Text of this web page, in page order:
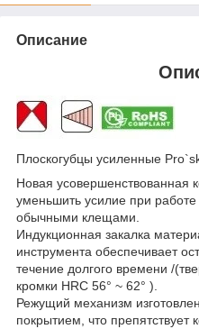
Описание
Плоскогубцы усиленные
Новая усовершенствованная
уменьшить усилие при
обычными клещами.
Индукционная закалка
инструмента обеспечивает
течение долгого времени /
кромки HRC 56° ~ 62° ).
Режущий механизм
покрытием, что препятствует